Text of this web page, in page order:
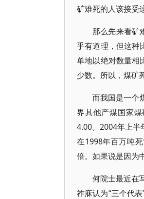
矿难死的人该接受
那么先来看矿
乎有道理，但这种
单地以绝对数量相
少数。所以，煤矿
而我国是一个
界其他产煤国家
4.00。2004年上半
在1998年百万吨
倍。如果说是因为
何院士最近在
祚庥认为“三个代